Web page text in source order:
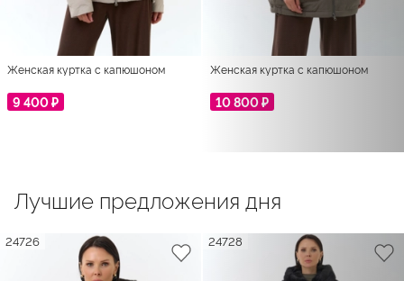
Женская куртка с капюшоном
9 400 ₽
Женская куртка с капюшоном
10 800 ₽
Лучшие предложения дня
24726 24728